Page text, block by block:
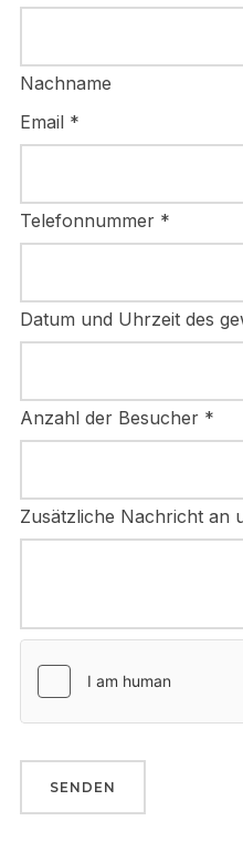
Nachname
Email *
Telefonnummer *
Datum und Uhrzeit des
Anzahl der Besucher *
Zusätzliche Nachricht an
SENDEN